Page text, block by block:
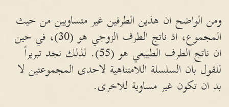
ومن الواضح ان هذين الطرفين غير متساويين من حيث
المجموع، اذ ناتج الطرف الزوجي هو (30)، في حين
ان ناتج الطرف الطبيعي هو (55). لذلك نجد تبريراً
للقول بان السلسلة اللامتناهية لاحدى المجموعتين لا
بد ان تكون غير مساوية للاخرى.